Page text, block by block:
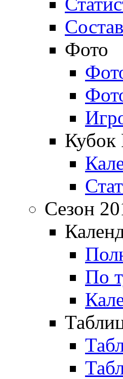
Состав
Фото
Кубок
Сезон
По